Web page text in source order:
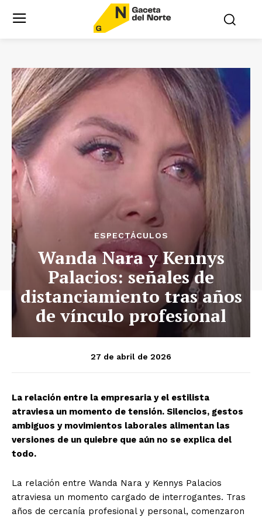
ESPECTÁCULOS
Wanda Nara y Kennys
Palacios: señales de
distanciamiento tras años
de vínculo profesional
27 de abril de 2026
La relación entre la empresaria y el estilista
atraviesa un momento de tensión. Silencios, gestos
ambiguos y movimientos laborales alimentan las
versiones de un quiebre que aún no se explica del
todo.
La relación entre Wanda Nara y Kennys Palacios
atraviesa un momento cargado de interrogantes. Tras
años de cercanía profesional y personal, comenzaron